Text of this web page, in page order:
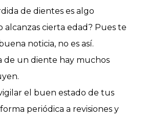
de dientes es algo
cierta edad? Pues te
noticia, no es así.
de un diente hay muchos
el buen estado de tus
periódica a revisiones y